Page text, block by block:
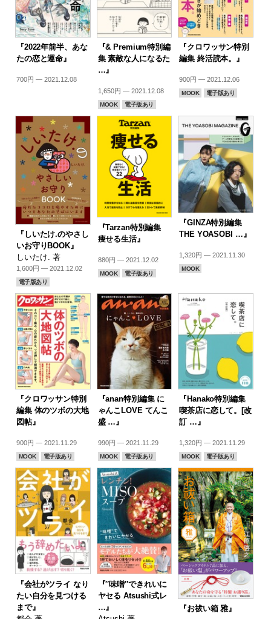
『2022年前半、あな
たの恋と運命』
700円 — 2021.12.08
『& Premium特別編
集 素敵な人になるた
…』
1,650円 — 2021.12.08
MOOK 電子版あり
『クロワッサン特別
編集 終活読本。』
900円 — 2021.12.06
MOOK 電子版あり
『しいたけ.のやさし
いお守りBOOK』
しいたけ. 著
1,600円 — 2021.12.02
電子版あり
『Tarzan特別編集
痩せる生活』
880円 — 2021.12.02
MOOK 電子版あり
『GINZA特別編集
THE YOASOBI …』
1,320円 — 2021.11.30
MOOK
『クロワッサン特別
編集 体のツボの大地
図帖』
900円 — 2021.11.29
MOOK 電子版あり
『anan特別編集 に
ゃんこLOVE てんこ
盛 …』
990円 — 2021.11.29
MOOK 電子版あり
『Hanako特別編集
喫茶店に恋して。[改
訂 …』
1,320円 — 2021.11.29
MOOK 電子版あり
『会社がツライ なり
たい自分を見つける
まで』
『″味噌″できれいに
ヤセる Atsushi式レ
…』
『お祓い箱 雅』